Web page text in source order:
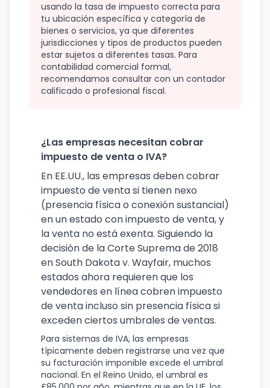
usando la tasa de impuesto correcta para
tu ubicación específica y categoría de
bienes o servicios, ya que diferentes
jurisdicciones y tipos de productos pueden
estar sujetos a diferentes tasas. Para
contabilidad comercial formal,
recomendamos consultar con un contador
calificado o profesional fiscal.
¿Las empresas necesitan cobrar
impuesto de venta o IVA?
En EE.UU., las empresas deben cobrar
impuesto de venta si tienen nexo
(presencia física o conexión sustancial)
en un estado con impuesto de venta, y
la venta no está exenta. Siguiendo la
decisión de la Corte Suprema de 2018
en South Dakota v. Wayfair, muchos
estados ahora requieren que los
vendedores en línea cobren impuesto
de venta incluso sin presencia física si
exceden ciertos umbrales de ventas.
Para sistemas de IVA, las empresas
típicamente deben registrarse una vez que
su facturación imponible excede el umbral
nacional. En el Reino Unido, el umbral es